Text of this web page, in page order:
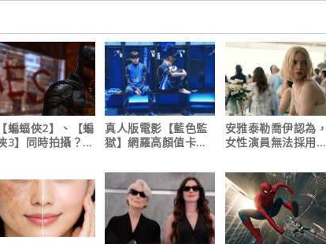
蝙蝠俠2】、【蝙
3】同時拍攝？詹
真人版電影【藍色監
獄】網羅高顏值卡司
安雅泰勒喬伊認為，
女性演員無法採用方